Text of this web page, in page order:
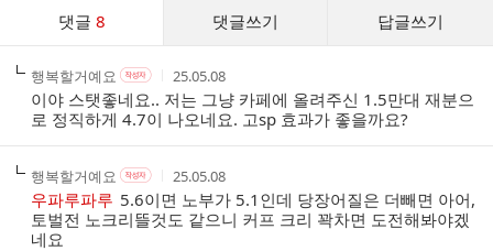
댓글 8 댓글쓰기 답글쓰기
트
작
성
자
행복할거예요 작
성
자
본
인
여
부
작
성
자
작
성
시
간
25.05.08
이야 스탯좋네요.. 저는 그냥 카페에 올려주신 1.5만대 재분으
로 정직하게 4.7이 나오네요. 고sp 효과가 좋을까요?
작
성
자
행복할거예요 작
성
자
본
작
자
작
성
시
간
25.05.08
우파루파루 5.6이면 노부가 5.1인데 당장어질은 더빼면 아어,
토벌전 노크리뜰것도 같으니 커프 크리 꽉차면 도전해봐야겠
네요